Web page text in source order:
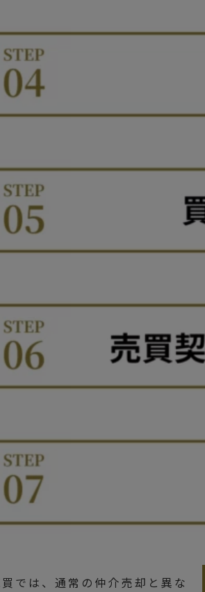
では、通常の仲介売却と異な